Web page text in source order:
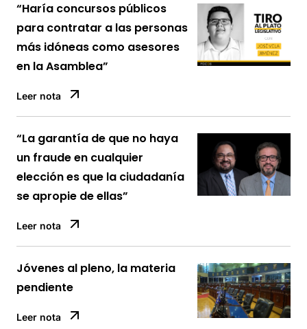
“Haría concursos públicos
para contratar a las personas
más idóneas como asesores
en la Asamblea”
Leer nota
“La garantía de que no haya
un fraude en cualquier
elección es que la ciudadanía
se apropie de ellas”
Leer nota
Jóvenes al pleno, la materia
pendiente
Leer nota